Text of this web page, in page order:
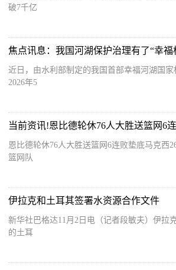
破7千亿
焦点讯息：我国河湖保护治理有了“幸福
近日，由水利部制定的我国首部幸福河湖国
2026年5
恩比德轮休76人大胜送篮网6连败垫底马克西
篮网队
伊拉克和土耳其签署水资源合作文件
新华社巴格达11月2日电（记者段敏夫）伊拉
的土耳